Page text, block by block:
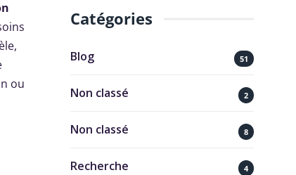
ou
Catégories
Blog 51
Non classé 2
Non classé 8
Recherche 4